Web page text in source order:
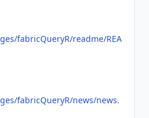
fabricQueryR/readme/REA
fabricQueryR/news/news.